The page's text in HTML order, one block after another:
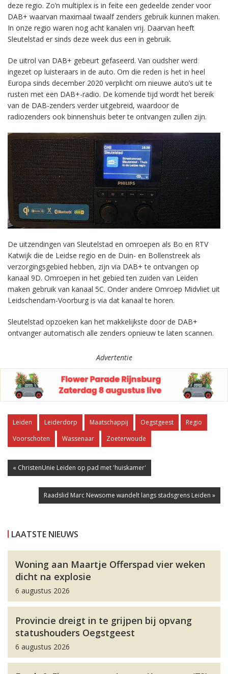
deze regio. Zo’n multiplex is in feite een gedeelde zender voor
DAB+ waarvan maximaal twaalf zenders gebruik kunnen maken.
In onze regio waren nog acht kanalen vrij. Daarvan heeft
Sleutelstad er sinds deze week dus een in gebruik.
De uitrol van DAB+ gebeurt gefaseerd. Van oudsher werd
ingezet op luisteraars in de auto. Om die reden is het in heel
Europa sinds december 2020 verplicht om nieuwe auto’s uit te
rusten met een DAB+-radio. De komende tijd wordt het bereik
van de DAB-zenders verder uitgebreid, waardoor de
radiozenders ook binnenshuis beter te ontvangen zullen zijn.
De uitzendingen van Sleutelstad en omroepen als Bo en RTV
Katwijk die de Leidse regio en de Duin- en Bollenstreek als
verzorgingsgebied hebben, zijn via DAB+ te ontvangen op
kanaal 9D. Omroepen in het gebied ten zuiden van Leiden
maken gebruik van kanaal 5C. Onder andere Omroep Midvliet uit
Leidschendam-Voorburg is via dat kanaal te horen.
Sleutelstad opzoeken kan het makkelijkste door de DAB+
ontvanger automatisch alle zenders opnieuw te laten scannen.
Advertentie
Leiden Leiderdorp Maatschappij Oegstgeest
Regio
Voorschoten
Wassenaar Zoeterwoude
« ChristenUnie Leiden op pad met 'huiskamer'
Raadslid Marc Newsome wandelt langs stadsgrens Leiden »
LAATSTE NIEUWS
Woning aan Maartje Offerspad vier weken
dicht na explosie
6 augustus 2026
Provincie dreigt in te grijpen bij opvang
statushouders Oegstgeest
6 augustus 2026